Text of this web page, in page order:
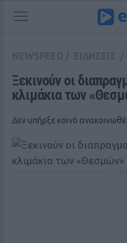
Ξεκινούν οι
κλιμάκια των
Δεν υπήρξε κοινό